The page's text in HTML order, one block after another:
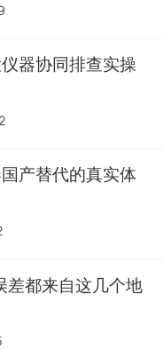
器协同排查实操
产替代的真实体
差都来自这几个地